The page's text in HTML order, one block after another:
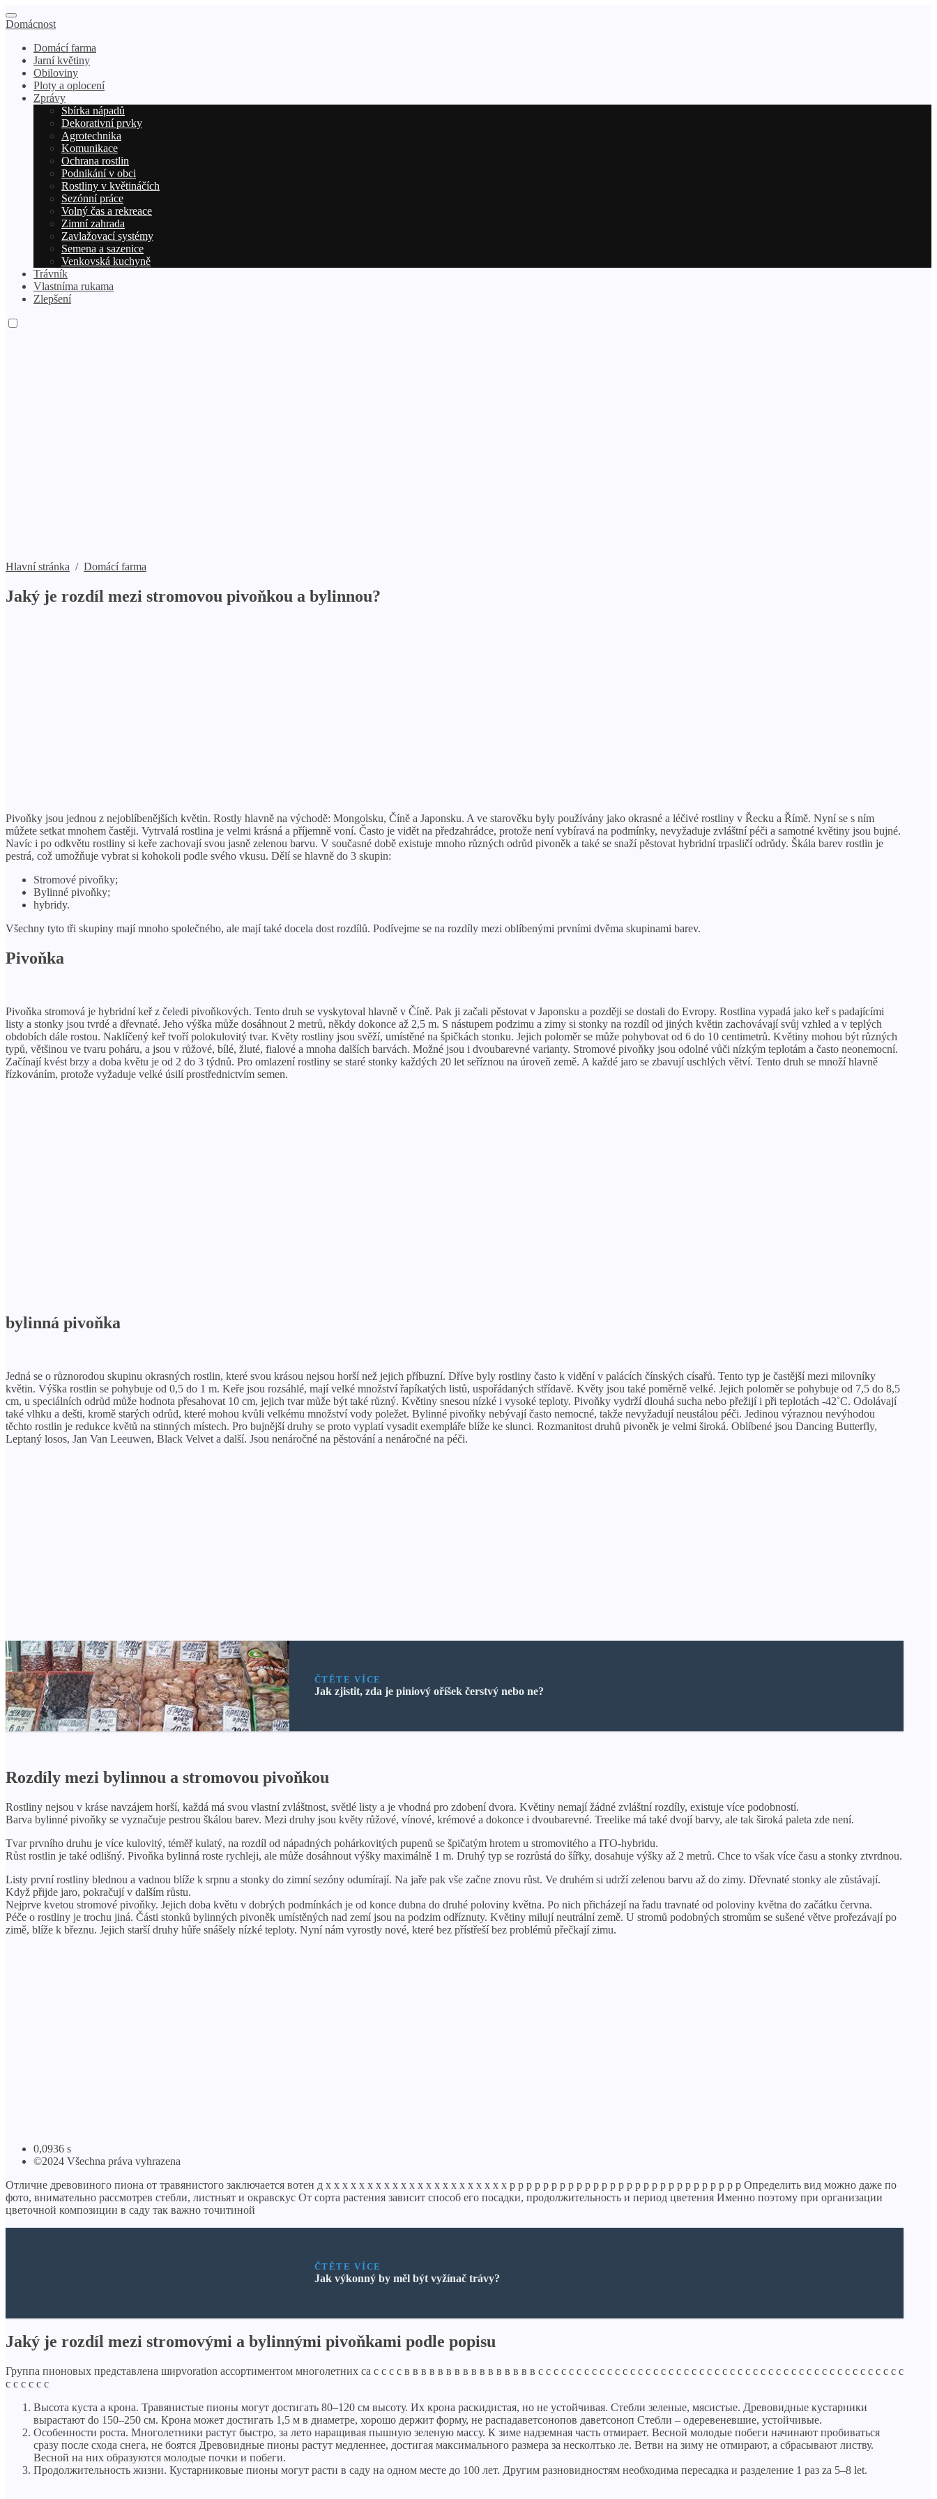
Domácnost
Domácí farma
Jarní květiny
Obiloviny
Ploty a oplocení
Zprávy
Sbírka nápadů
Dekorativní prvky
Agrotechnika
Komunikace
Ochrana rostlin
Podnikání v obci
Rostliny v květináčích
Sezónní práce
Volný čas a rekreace
Zimní zahrada
Zavlažovací systémy
Semena a sazenice
Venkovská kuchyně
Trávník
Vlastníma rukama
Zlepšení
Hlavní stránka / Domácí farma
Jaký je rozdíl mezi stromovou pivoňkou a bylinnou?
Pivoňky jsou jednou z nejoblíbenějších květin. Rostly hlavně na východě: Mongolsku, Číně a Japonsku. A ve starověku byly používány jako okrasné a léčivé rostliny v Řecku a Římě. Nyní se s ním
můžete setkat mnohem častěji. Vytrvalá rostlina je velmi krásná a příjemně voní. Často je vidět na předzahrádce, protože není vybíravá na podmínky, nevyžaduje zvláštní péči a samotné květiny jsou bujné.
Navíc i po odkvětu rostliny si keře zachovají svou jasně zelenou barvu. V současné době existuje mnoho různých odrůd pivoněk a také se snaží pěstovat hybridní trpasličí odrůdy. Škála barev rostlin je
pestrá, což umožňuje vybrat si kohokoli podle svého vkusu. Dělí se hlavně do 3 skupin:
Stromové pivoňky;
Bylinné pivoňky;
hybridy.
Všechny tyto tři skupiny mají mnoho společného, ​​ale mají také docela dost rozdílů. Podívejme se na rozdíly mezi oblíbenými prvními dvěma skupinami barev.
Pivoňka
Pivoňka stromová je hybridní keř z čeledi pivoňkových. Tento druh se vyskytoval hlavně v Číně. Pak ji začali pěstovat v Japonsku a později se dostali do Evropy. Rostlina vypadá jako keř s padajícími
listy a stonky jsou tvrdé a dřevnaté. Jeho výška může dosáhnout 2 metrů, někdy dokonce až 2,5 m. S nástupem podzimu a zimy si stonky na rozdíl od jiných květin zachovávají svůj vzhled a v teplých
obdobích dále rostou. Naklíčený keř tvoří polokulovitý tvar. Květy rostliny jsou svěží, umístěné na špičkách stonku. Jejich poloměr se může pohybovat od 6 do 10 centimetrů. Květiny mohou být různých
typů, většinou ve tvaru poháru, a jsou v růžové, bílé, žluté, fialové a mnoha dalších barvách. Možné jsou i dvoubarevné varianty. Stromové pivoňky jsou odolné vůči nízkým teplotám a často neonemocní.
Začínají kvést brzy a doba květu je od 2 do 3 týdnů. Pro omlazení rostliny se staré stonky každých 20 let seříznou na úroveň země. A každé jaro se zbavují uschlých větví. Tento druh se množí hlavně
řízkováním, protože vyžaduje velké úsilí prostřednictvím semen.
bylinná pivoňka
Jedná se o různorodou skupinu okrasných rostlin, které svou krásou nejsou horší než jejich příbuzní. Dříve byly rostliny často k vidění v palácích čínských císařů. Tento typ je častější mezi milovníky
květin. Výška rostlin se pohybuje od 0,5 do 1 m. Keře jsou rozsáhlé, mají velké množství řapíkatých listů, uspořádaných střídavě. Květy jsou také poměrně velké. Jejich poloměr se pohybuje od 7,5 do 8,5
cm, u speciálních odrůd může hodnota přesahovat 10 cm, jejich tvar může být také různý. Květiny snesou nízké i vysoké teploty. Pivoňky vydrží dlouhá sucha nebo přežijí i při teplotách -42˚C. Odolávají
také vlhku a dešti, kromě starých odrůd, které mohou kvůli velkému množství vody poležet. Bylinné pivoňky nebývají často nemocné, takže nevyžadují neustálou péči. Jedinou výraznou nevýhodou
těchto rostlin je redukce květů na stinných místech. Pro bujnější druhy se proto vyplatí vysadit exempláře blíže ke slunci. Rozmanitost druhů pivoněk je velmi široká. Oblíbené jsou Dancing Butterfly,
Leptaný losos, Jan Van Leeuwen, Black Velvet a další. Jsou nenáročné na pěstování a nenáročné na péči.
ČTĚTE VÍCE
Jak zjistit, zda je piniový oříšek čerstvý nebo ne?
Rozdíly mezi bylinnou a stromovou pivoňkou
Rostliny nejsou v kráse navzájem horší, každá má svou vlastní zvláštnost, světlé listy a je vhodná pro zdobení dvora. Květiny nemají žádné zvláštní rozdíly, existuje více podobností.
Barva bylinné pivoňky se vyznačuje pestrou škálou barev. Mezi druhy jsou květy růžové, vínové, krémové a dokonce i dvoubarevné. Treelike má také dvojí barvy, ale tak široká paleta zde není.
Tvar prvního druhu je více kulovitý, téměř kulatý, na rozdíl od nápadných pohárkovitých pupenů se špičatým hrotem u stromovitého a ITO-hybridu.
Růst rostlin je také odlišný. Pivoňka bylinná roste rychleji, ale může dosáhnout výšky maximálně 1 m. Druhý typ se rozrůstá do šířky, dosahuje výšky až 2 metrů. Chce to však více času a stonky ztvrdnou.
Listy první rostliny blednou a vadnou blíže k srpnu a stonky do zimní sezóny odumírají. Na jaře pak vše začne znovu růst. Ve druhém si udrží zelenou barvu až do zimy. Dřevnaté stonky ale zůstávají.
Když přijde jaro, pokračují v dalším růstu.
Nejprve kvetou stromové pivoňky. Jejich doba květu v dobrých podmínkách je od konce dubna do druhé poloviny května. Po nich přicházejí na řadu travnaté od poloviny května do začátku června.
Péče o rostliny je trochu jiná. Části stonků bylinných pivoněk umístěných nad zemí jsou na podzim odříznuty. Květiny milují neutrální země. U stromů podobných stromům se sušené větve prořezávají po
zimě, blíže k březnu. Jejich starší druhy hůře snášely nízké teploty. Nyní nám vyrostly nové, které bez přístřeší bez problémů přečkají zimu.
0,0936 s
©2024 Všechna práva vyhrazena
Отличие древовиного пиона от травянистого заключается вотен д х х х х х х х х х х х х х х х х х х х х х х р р р р р р р р р р р р р р р р р р р р р р р р р р р р Определить вид можно даже по
фото, внимательно рассмотрев стебли, листньят и окравскус От сорта растения зависит способ его посадки, продолжительность и период цветения Именно поэтому при организации
цветочной композиции в саду так важно точитиной
ČTĚTE VÍCE
Jak výkonný by měl být vyžínač trávy?
Jaký je rozdíl mezi stromovými a bylinnými pivoňkami podle popisu
Группа пионовых представлена ​​ширvoration ассортиментом многолетних са с с с с в в в в в в в в в в в в в в в в с с с с с с с с с с с с с с с с с с с с с с с с с с с с с с с с с с с с с с с с с с с с с с с с
с с с с с с
Высота куста a крона. Травянистые пионы могут достигать 80–120 см высоту. Их крона раскидистая, но не устойчивая. Стебли зеленые, мясистые. Древовидные кустарники
вырастают do 150–250 см. Крона может достигать 1,5 м в диаметре, хорошо держит форму, не распадаветсонопов даветсоноп Стебли – одеревеневшие, устойчивые.
Особенности роста. Многолетники растут быстро, за лето наращивая пышную зеленую массу. К зиме надземная часть отмирает. Весной молодые побеги начинают пробиваться
сразу после схода снега, не боятся Древовидные пионы растут медленнее, достигая максимального размера за несколтько ле. Ветви на зиму не отмирают, а сбрасывают листву.
Весной на них образуются молодые почки и побеги.
Продолжительность жизни. Кустарниковые пионы могут расти в саду на одном месте до 100 лет. Другим разновидностям необходима пересадка и разделение 1 раз za 5–8 let.